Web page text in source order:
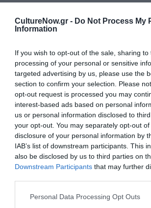
CultureNow.gr - Do Not Process My
Information
If you wish to opt-out of the sale, sharing
processing of your personal or sensitive
targeted advertising by us, please use the
section to confirm your selection. Please
opt-out request is processed you may
interest-based ads based on personal
us or personal information disclosed to
your opt-out. You may separately opt-out
disclosure of your personal information by
IAB’s list of downstream participants. This
also be disclosed by us to third parties on
Downstream Participants that may further
Personal Data Processing Opt Outs
Newsletter
Ακολουθήστε το Culturenow.gr
Σχετικά Άρθρα